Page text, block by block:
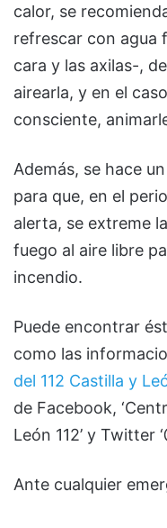
calor, se
refrescar con agua
cara y las axilas-,
airearla, y en el
consciente,
Además, se hace
para que, en el
alerta, se extreme
fuego al aire libre
incendio.
Puede encontrar
como las
del 112 Castilla y
de Facebook,
León 112’ y Twitter
Ante cualquier